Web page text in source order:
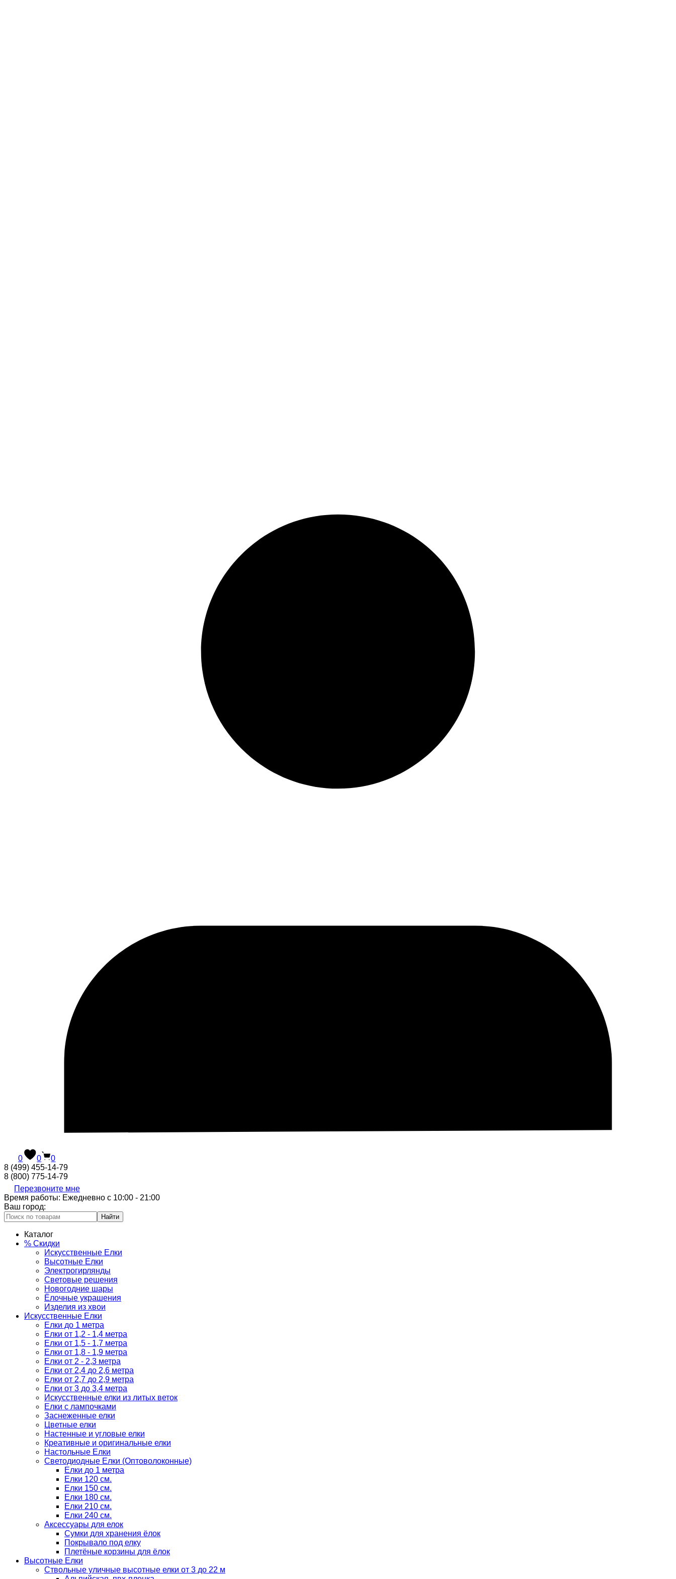
0 0
0
8 (499) 455-14-79
8 (800) 775-14-79
Перезвоните мне
Время работы: Ежедневно с 10:00 - 21:00
Ваш город:
Найти
Каталог
% Скидки
Искусственные Елки
Высотные Елки
Электрогирлянды
Световые решения
Новогодние шары
Ёлочные украшения
Изделия из хвои
Искусственные Елки
Елки до 1 метра
Елки от 1,2 - 1,4 метра
Елки от 1,5 - 1,7 метра
Елки от 1,8 - 1,9 метра
Елки от 2 - 2,3 метра
Елки от 2,4 до 2,6 метра
Елки от 2,7 до 2,9 метра
Елки от 3 до 3,4 метра
Искусственные елки из литых веток
Елки с лампочками
Заснеженные елки
Цветные елки
Настенные и угловые елки
Креативные и оригинальные елки
Настольные Елки
Светодиодные Елки (Оптоволоконные)
Елки до 1 метра
Елки 120 см.
Елки 150 см.
Елки 180 см.
Елки 210 см.
Елки 240 см.
Аксессуары для елок
Сумки для хранения ёлок
Покрывало под елку
Плетёные корзины для ёлок
Высотные Елки
Ствольные уличные высотные елки от 3 до 22 м